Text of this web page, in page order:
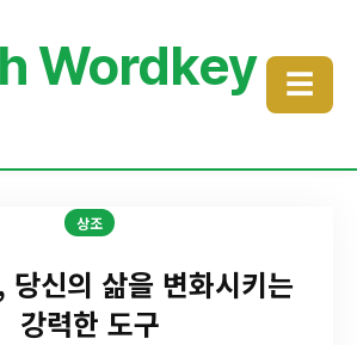
Wordkey ☰
상조
신의 삶을 변화시키는
강력한 도구